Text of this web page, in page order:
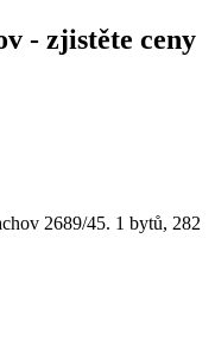
- zjistěte ceny
2689/45. 1 bytů, 282